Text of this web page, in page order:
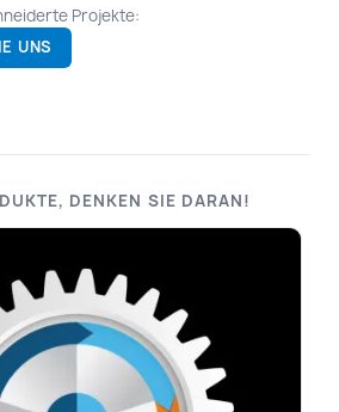
Projekte:
UNS
DENKEN SIE DARAN!